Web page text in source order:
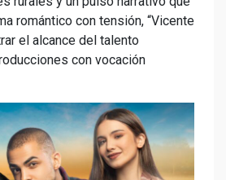
romántico con tensión, “Vicente
el alcance del talento
con vocación